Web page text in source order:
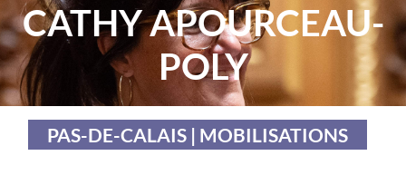
CATHY APOURCEAU-
POLY
PAS-DE-CALAIS | MOBILISATIONS